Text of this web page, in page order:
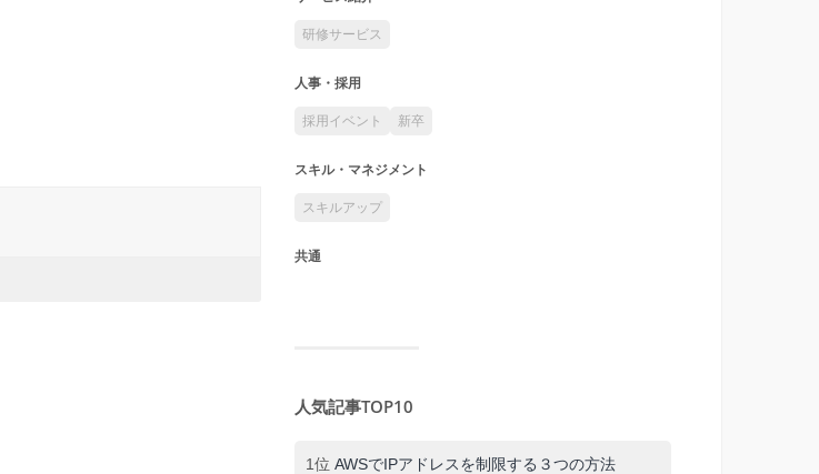
研修サービス
人事・採用
採用イベント 新卒
スキル・マネジメント
スキルアップ
共通
人気記事TOP10
1位 AWSでIPアドレスを制限する３つの方法